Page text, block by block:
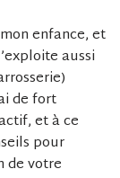
enfance, et
aussi
de fort
et à ce
pour
de votre